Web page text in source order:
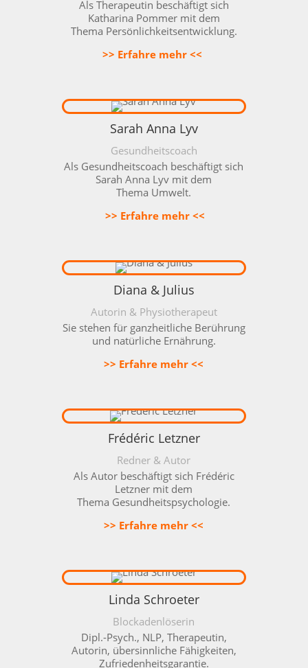
Als Therapeutin beschäftigt sich
Katharina Pommer mit dem
Thema Persönlichkeitsentwicklung.
>> Erfahre mehr <<
Sarah Anna Lyv
Gesundheitscoach
Als Gesundheitscoach beschäftigt sich
Sarah Anna Lyv mit dem
Thema Umwelt.
>> Erfahre mehr <<
Diana & Julius
Autorin & Physiotherapeut
Sie stehen für ganzheitliche Berührung
und natürliche Ernährung.
>> Erfahre mehr <<
Frédéric Letzner
Redner & Autor
Als Autor beschäftigt sich Frédéric
Letzner mit dem
Thema Gesundheitspsychologie.
>> Erfahre mehr <<
Linda Schroeter
Blockadenlöserin
Dipl.-Psych., NLP, Therapeutin,
Autorin, übersinnliche Fähigkeiten,
Zufriedenheitsgarantie.